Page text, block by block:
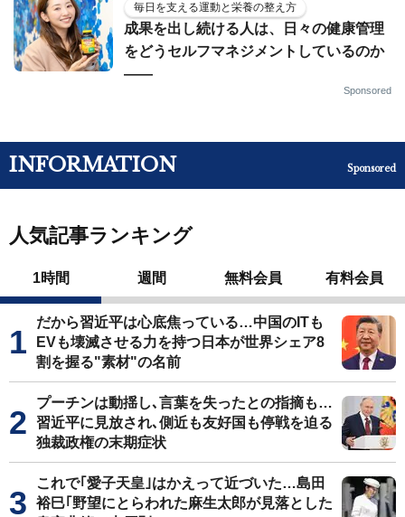
毎日を支える運動と栄養の整え方
成果を出し続ける人は、日々の健康管理
をどうセルフマネジメントしているのか
——
Sponsored
INFORMATION Sponsored
人気記事ランキング
1時間 週間 無料会員 有料会員
だから習近平は心底焦っている…中国のITも
EVも壊滅させる力を持つ日本が世界シェア8
割を握る"素材"の名前
プーチンは動揺し､言葉を失ったとの指摘も…
習近平に見放され､側近も友好国も停戦を迫る
独裁政権の末期症状
これで｢愛子天皇｣はかえって近づいた…島田
裕巳｢野望にとらわれた麻生太郎が見落とした